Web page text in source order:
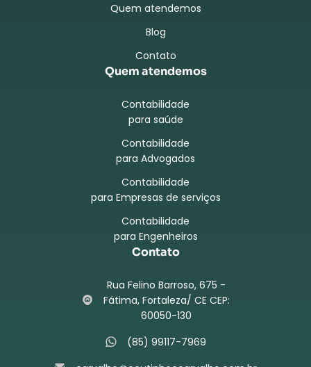
Quem atendemos
Blog
Contato
Quem atendemos
Contabilidade
para saúde
Contabilidade
para Advogados
Contabilidade
para Empresas de serviços
Contabilidade
para Engenheiros
Contato
Rua Felino Barroso, 675 -
Fátima, Fortaleza/ CE CEP:
60050-130
(85) 99117-7969